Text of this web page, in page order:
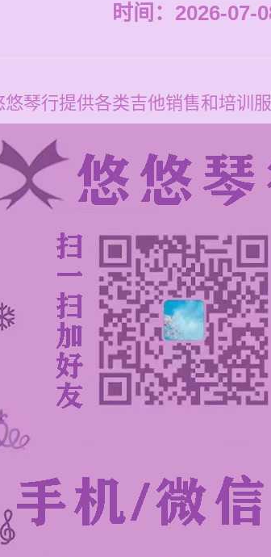
时间：2026-07-
悠琴行提供各类吉他销售和培训